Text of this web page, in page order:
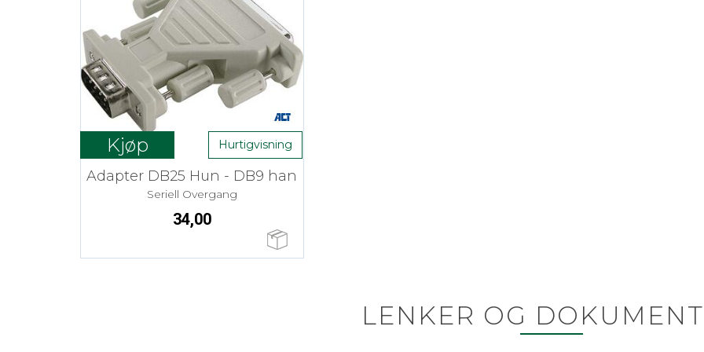
Kjøp Hurtigvisning
Adapter DB25 Hun - DB9 han
Seriell Overgang
34,00
LENKER OG